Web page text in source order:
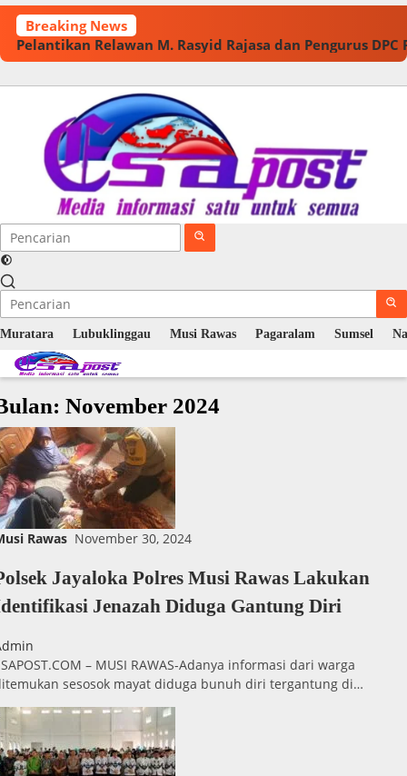
Langsung
konten
Breaking News
Pelantikan Relawan M. Rasyid Rajasa dan Pengurus
Muratara Lubuklinggau Musi Rawas Pagaralam Sumsel
November 2024
Rawas November 30, 2024
Jayaloka Polres Musi Rawas Lakukan
Jenazah Diduga Gantung Diri
– MUSI RAWAS-Adanya informasi dari warga
sesosok mayat diduga bunuh diri tergantung di…